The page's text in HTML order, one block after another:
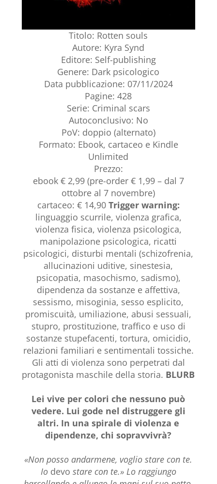
Titolo: Rotten souls
Autore: Kyra Synd
Editore: Self-publishing
Genere: Dark psicologico
Data pubblicazione: 07/11/2024
Pagine: 428
Serie: Criminal scars
Autoconclusivo: No
PoV: doppio (alternato)
Formato: Ebook, cartaceo e Kindle
Unlimited
Prezzo:
ebook € 2,99 (pre-order € 1,99 – dal 7
ottobre al 7 novembre)
cartaceo: € 14,90 Trigger warning:
linguaggio scurrile, violenza grafica,
violenza fisica, violenza psicologica,
manipolazione psicologica, ricatti
psicologici, disturbi mentali (schizofrenia,
allucinazioni uditive, sinestesia,
psicopatia, masochismo, sadismo),
dipendenza da sostanze e affettiva,
sessismo, misoginia, sesso esplicito,
promiscuità, umiliazione, abusi sessuali,
stupro, prostituzione, traffico e uso di
sostanze stupefacenti, tortura, omicidio,
relazioni familiari e sentimentali tossiche.
Gli atti di violenza sono perpetrati dal
protagonista maschile della storia. BLURB
Lei vive per colori che nessuno può
vedere. Lui gode nel distruggere gli
altri. In una spirale di violenza e
dipendenze, chi sopravvivrà?
«Non posso andarmene, voglio stare con te.
Io devo stare con te.» Lo raggiungo